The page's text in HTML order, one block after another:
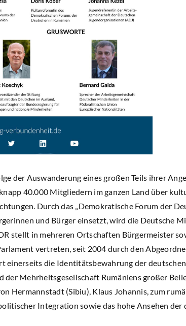
der Auswanderung eines großen Teils ihrer
40.000 Mitgliedern im ganzen Land über
Durch das „Demokratische Forum der
und Bürger einsetzt, wird die Deutsche
stellt in mehreren Ortschaften Bürgermeister
vertreten, seit 2004 durch den
einerseits die Identitätsbewahrung der
Mehrheitsgesellschaft Rumäniens großer
Hermannstadt (Sibiu), Klaus Johannis, zum
Integration sowie das hohe Ansehen der